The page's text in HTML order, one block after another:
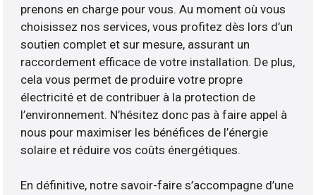
prenons en charge pour vous. Au moment où vous
choisissez nos services, vous profitez dès lors d’un
soutien complet et sur mesure, assurant un
raccordement efficace de votre installation. De plus,
cela vous permet de produire votre propre
électricité et de contribuer à la protection de
l’environnement. N’hésitez donc pas à faire appel à
nous pour maximiser les bénéfices de l’énergie
solaire et réduire vos coûts énergétiques.
En définitive, notre savoir-faire s’accompagne d’une